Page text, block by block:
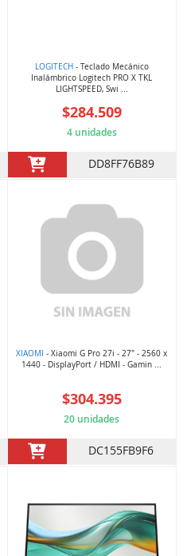
LOGITECH - Teclado Mecánico
Inalámbrico Logitech PRO X TKL
LIGHTSPEED, Swi ...
$284.509
4 unidades
DD8FF76B89
XIAOMI - Xiaomi G Pro 27i - 27" - 2560 x
1440 - DisplayPort / HDMI - Gamin ...
$304.395
20 unidades
DC155FB9F6